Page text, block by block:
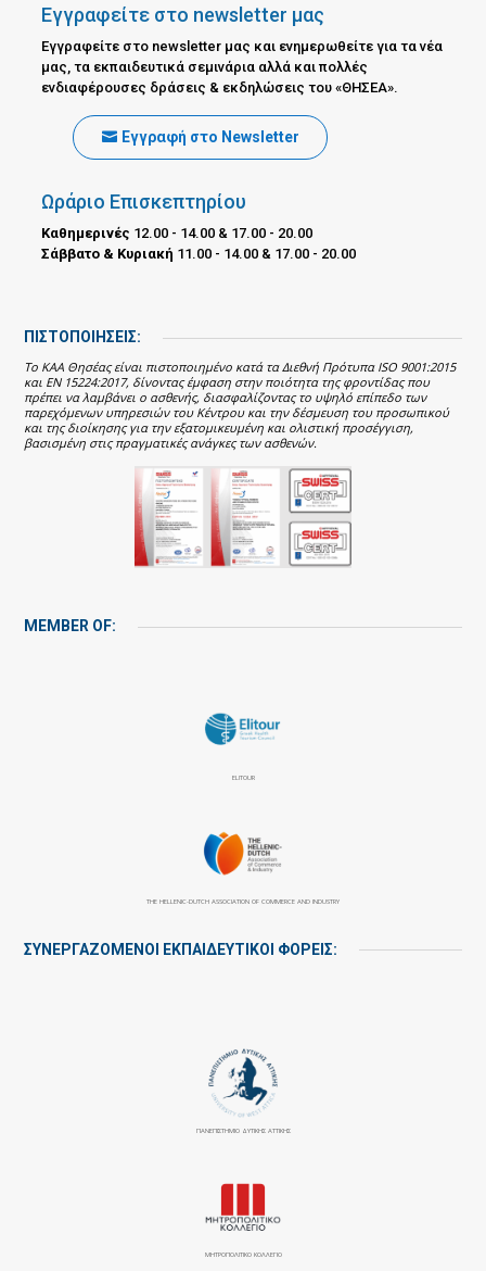
Εγγραφείτε στο newsletter μας
Εγγραφείτε στο newsletter μας και ενημερωθείτε για τα νέα
μας, τα εκπαιδευτικά σεμινάρια αλλά και πολλές
ενδιαφέρουσες δράσεις & εκδηλώσεις του «ΘΗΣΕΑ».
Εγγραφή στο Newsletter
Ωράριο Επισκεπτηρίου
Καθημερινές 12.00 - 14.00 & 17.00 - 20.00
Σάββατο & Κυριακή 11.00 - 14.00 & 17.00 - 20.00
ΠΙΣΤΟΠΟΙΗΣΕΙΣ:
Το ΚΑΑ Θησέας είναι πιστοποιημένο κατά τα Διεθνή Πρότυπα ISO 9001:2015
και EN 15224:2017, δίνοντας έμφαση στην ποιότητα της φροντίδας που
πρέπει να λαμβάνει ο ασθενής, διασφαλίζοντας το υψηλό επίπεδο των
παρεχόμενων υπηρεσιών του Κέντρου και την δέσμευση του προσωπικού
και της διοίκησης για την εξατομικευμένη και ολιστική προσέγγιση,
βασισμένη στις πραγματικές ανάγκες των ασθενών.
MEMBER OF:
ELITOUR
THE HELLENIC-DUTCH ASSOCIATION OF COMMERCE AND INDUSTRY
ΣΥΝΕΡΓΑΖΌΜΕΝΟΙ ΕΚΠΑΙΔΕΥΤΙΚΟΊ ΦΟΡΕΊΣ:
ΠΑΝΕΠΙΣΤΉΜΙΟ ΔΥΤΙΚΉΣ ΑΤΤΙΚΉΣ
ΜΗΤΡΟΠΟΛΙΤΙΚΟ ΚΟΛΛΕΓΙΟ